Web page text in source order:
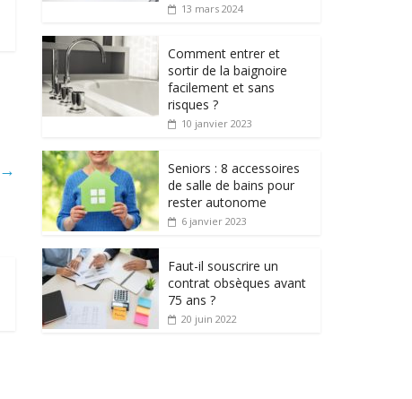
→
13 mars 2024
Comment entrer et
sortir de la baignoire
facilement et sans
risques ?
10 janvier 2023
Seniors : 8 accessoires
de salle de bains pour
rester autonome
6 janvier 2023
Faut-il souscrire un
contrat obsèques avant
75 ans ?
20 juin 2022